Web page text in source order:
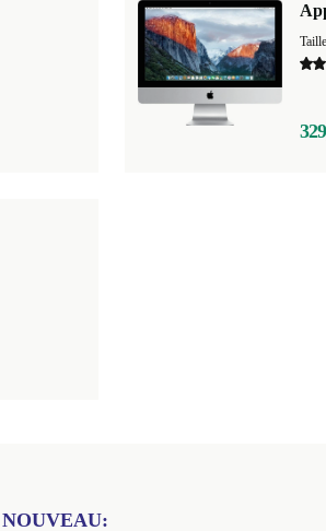
NOUVEAU: